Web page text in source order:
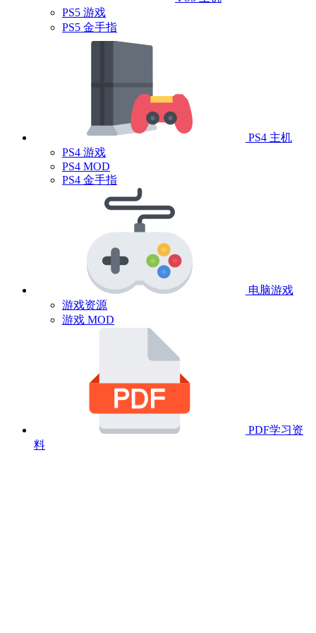
PS5 游戏
PS5 金手指
PS4 主机
PS4 游戏
PS4 MOD
PS4 金手指
电脑游戏
游戏资源
游戏 MOD
PDF学习资
料